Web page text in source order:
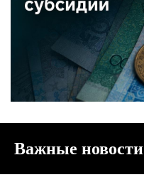
Важные новости